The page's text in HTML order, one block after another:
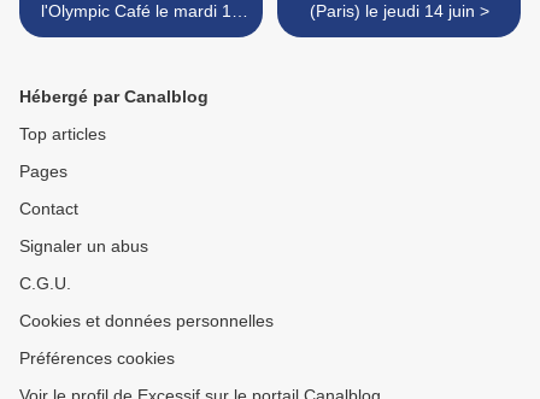
l'Olympic Café le mardi 12
juin
(Paris) le jeudi 14 juin >
Hébergé par Canalblog
Top articles
Pages
Contact
Signaler un abus
C.G.U.
Cookies et données personnelles
Préférences cookies